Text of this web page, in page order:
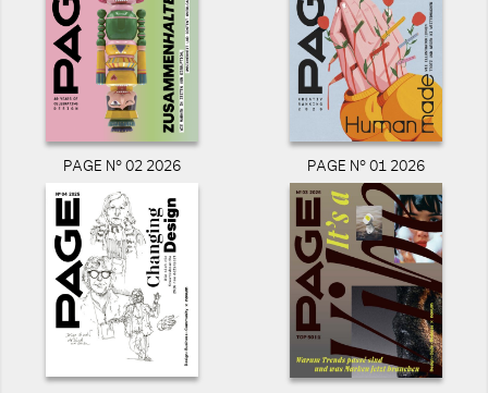
PAGE N° 02 2026 PAGE N° 01 2026